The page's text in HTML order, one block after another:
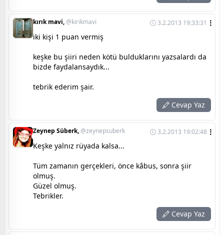
kırık mavi,@kirikmavi 3.2.2013 19:33:31
iki kişi 1 puan vermiş
keşke bu şiiri neden kötü bulduklarını yazsalardı da
bizde faydalansaydık...
tebrik ederim şair.
Cevap Yaz
Zeynep Süberk,@zeynepsuberk 3.2.2013 19:02:48
Keşke yalnız rüyada kalsa...
Tüm zamanın gerçekleri, önce kâbus, sonra şiir
olmuş.
Güzel olmuş.
Tebrikler.
Cevap Yaz